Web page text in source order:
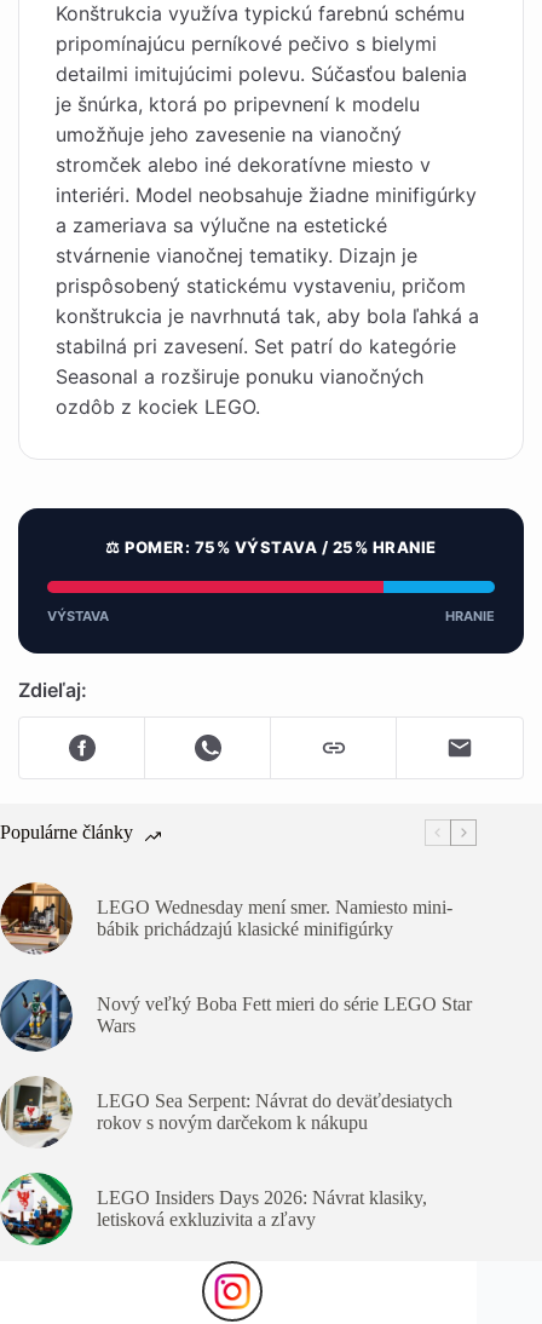
Konštrukcia využíva typickú farebnú schému
pripomínajúcu perníkové pečivo s bielymi
detailmi imitujúcimi polevu. Súčasťou balenia
je šnúrka, ktorá po pripevnení k modelu
umožňuje jeho zavesenie na vianočný
stromček alebo iné dekoratívne miesto v
interiéri. Model neobsahuje žiadne minifigúrky
a zameriava sa výlučne na estetické
stvárnenie vianočnej tematiky. Dizajn je
prispôsobený statickému vystaveniu, pričom
konštrukcia je navrhnutá tak, aby bola ľahká a
stabilná pri zavesení. Set patrí do kategórie
Seasonal a rozširuje ponuku vianočných
ozdôb z kociek LEGO.
⚖️ POMER: 75% VÝSTAVA / 25% HRANIE
VÝSTAVA HRANIE
Zdieľaj:
Populárne články
LEGO Wednesday mení smer. Namiesto mini-
bábik prichádzajú klasické minifigúrky
Nový veľký Boba Fett mieri do série LEGO Star
Wars
LEGO Sea Serpent: Návrat do deväťdesiatych
rokov s novým darčekom k nákupu
LEGO Insiders Days 2026: Návrat klasiky,
letisková exkluzivita a zľavy